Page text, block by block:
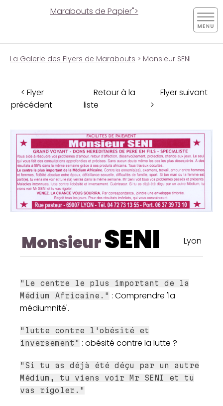
Marabouts de Papier">
La Galerie des Flyers de Marabouts > Monsieur SENI
< Flyer
précédent
Retour à la
liste
Flyer suivant
>
MonsieurSENI Lyon
"Le centre le plus important de la
Médium Africaine." : Comprendre 'la
médiumnité'.
"lutte contre l'obésité et
inversement" : obésité contre la lutte ?
"Si tu as déjà été déçu par un autre
Médium, tu viens voir Mr SENI et tu
vas rigoler."